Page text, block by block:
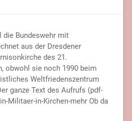
die Bundeswehr mit
aus der Dresdener
des 21.
obwohl sie noch 1990 beim
Weltfriedenszentrum
ganze Text des Aufrufs (pdf-
Militaer-in-Kirchen-mehr Ob da